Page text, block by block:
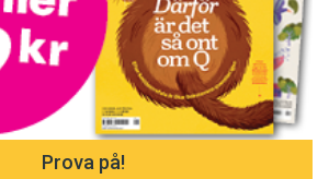
Prova på!